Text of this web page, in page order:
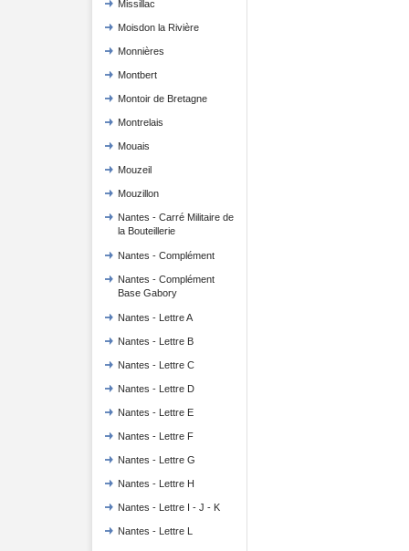
Missillac
Moisdon la Rivière
Monnières
Montbert
Montoir de Bretagne
Montrelais
Mouais
Mouzeil
Mouzillon
Nantes - Carré Militaire de
la Bouteillerie
Nantes - Complément
Nantes - Complément
Base Gabory
Nantes - Lettre A
Nantes - Lettre B
Nantes - Lettre C
Nantes - Lettre D
Nantes - Lettre E
Nantes - Lettre F
Nantes - Lettre G
Nantes - Lettre H
Nantes - Lettre I - J - K
Nantes - Lettre L